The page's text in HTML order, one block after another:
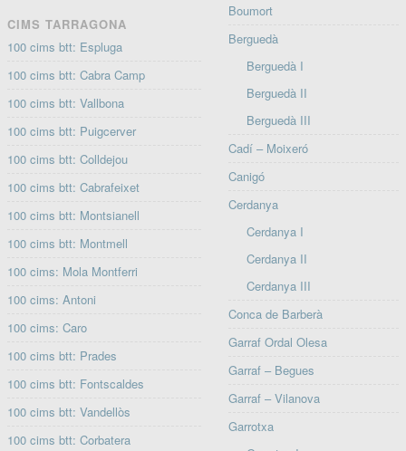
CIMS TARRAGONA
100 cims btt: Espluga
100 cims btt: Cabra Camp
100 cims btt: Vallbona
100 cims btt: Puigcerver
100 cims btt: Colldejou
100 cims btt: Cabrafeixet
100 cims btt: Montsianell
100 cims btt: Montmell
100 cims: Mola Montferri
100 cims: Antoni
100 cims: Caro
100 cims btt: Prades
100 cims btt: Fontscaldes
100 cims btt: Vandellòs
100 cims btt: Corbatera
Boumort
Berguedà
Berguedà I
Berguedà II
Berguedà III
Cadí – Moixeró
Canigó
Cerdanya
Cerdanya I
Cerdanya II
Cerdanya III
Conca de Barberà
Garraf Ordal Olesa
Garraf – Begues
Garraf – Vilanova
Garrotxa